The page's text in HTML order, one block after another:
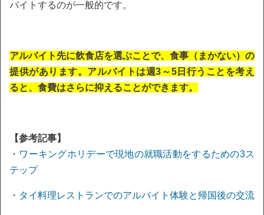
バイトするのが一般的です。
アルバイト先に飲食店を選ぶことで、食事（まかない）の
提供があります。アルバイトは週3～5日行うことを考え
ると、食費はさらに抑えることができます。
【参考記事】
・ ワーキングホリデーで現地の就職活動をするための3ス
テップ
・ タイ料理レストランでのアルバイト体験と帰国後の交流